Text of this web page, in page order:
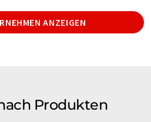
ANZEIGEN
Produkten